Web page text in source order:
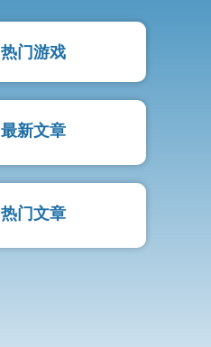
热门游戏
最新文章
热门文章